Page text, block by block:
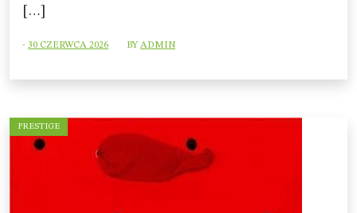
[…]
- 30 CZERWCA 2026 BYADMIN
PRESTIGE